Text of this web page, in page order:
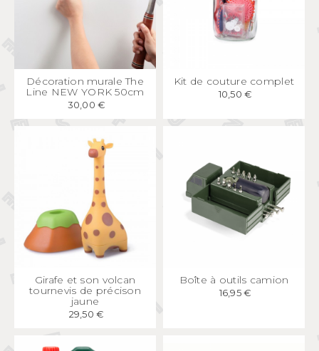
APERÇU RAPIDE
Décoration murale The
Line NEW YORK 50cm
30,00 €
APERÇU RAPIDE
Kit de couture complet
10,50 €
APERÇU RAPIDE
Girafe et son volcan
tournevis de précison
jaune
29,50 €
APERÇU RAPIDE
Boîte à outils camion
16,95 €